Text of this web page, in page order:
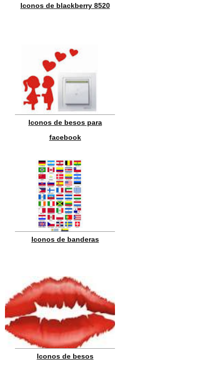
Iconos de blackberry 8520
Iconos de besos para
facebook
Iconos de banderas
Iconos de besos